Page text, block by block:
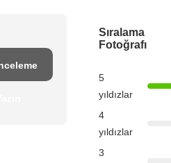
Sıralama
Fotoğrafı
5
yıldızlar
4
yıldızlar
3